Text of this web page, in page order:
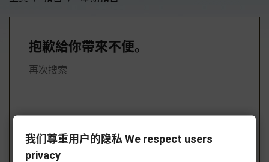
抱歉給你帶來不便。
再次搜索
我们尊重用户的隐私 We respect users
privacy